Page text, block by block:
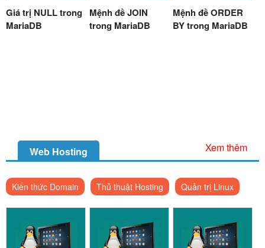
Giá trị NULL trong
MariaDB
Mệnh đề JOIN
trong MariaDB
Mệnh đề ORDER
BY trong MariaDB
Web Hosting Xem thêm
Kiến thức Domain Thủ thuật Hosting Quản trị Linux